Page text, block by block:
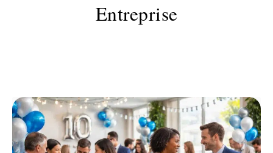
Entreprise